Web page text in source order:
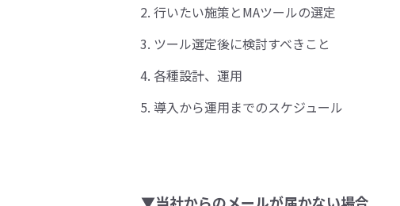
行いたい施策とMAツールの選定
ツール選定後に検討すべきこと
各種設計、運用
導入から運用までのスケジュール
▼当社からのメールが届かない場合